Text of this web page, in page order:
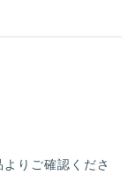
りご確認くださ